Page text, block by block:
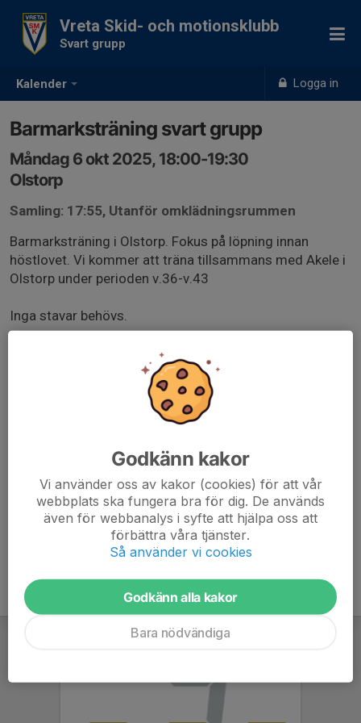
Kalender Logga in
Vreta Skid- och motionsklubb
Svart grupp
Barmarksträning svart grupp
Måndag 6 okt 2025, 18:00-19:30
Olstorp
Samling: 17:55, Utanför omklädningsrummen
Barmarksträning i Olstorp. Fokus på löpning innan
höstlovet. Vi kommer att träna tillsammans med Akele i
Olstorp under perioden v.36-v.43
Inga stavar behövs.
Kom ihåg att det kan vara blött och lerigt så se till att ha
Ta med vatten och extra energi.
kallelsen minst två timmar innan träningens start. Helst
så fort som möjligt.
Godkänn kakor
Vi använder oss av kakor (cookies) för att vår
webbplats ska fungera bra för dig. De används
även för webbanalys i syfte att hjälpa oss att
förbättra våra tjänster.
Så använder vi cookies
Godkänn alla kakor
Bara nödvändiga